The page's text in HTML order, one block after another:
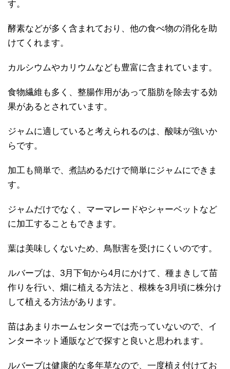
す。
酵素などが多く含まれており、他の食べ物の消化を助
けてくれます。
カルシウムやカリウムなども豊富に含まれています。
食物繊維も多く、整腸作用があって脂肪を除去する効
果があるとされています。
ジャムに適していると考えられるのは、酸味が強いか
らです。
加工も簡単で、煮詰めるだけで簡単にジャムにできま
す。
ジャムだけでなく、マーマレードやシャーベットなど
に加工することもできます。
葉は美味しくないため、鳥獣害を受けにくいのです。
ルバーブは、3月下旬から4月にかけて、種まきして苗
作りを行い、畑に植える方法と、根株を3月頃に株分け
して植える方法があります。
苗はあまりホームセンターでは売っていないので、イ
ンターネット通販などで探すと良いと思われます。
ルバーブは健康的な多年草なので、一度植え付けてお